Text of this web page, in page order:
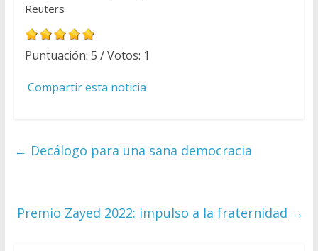
Reuters
Puntuación: 5 / Votos: 1
Compartir esta noticia
← Decálogo para una sana democracia
Premio Zayed 2022: impulso a la fraternidad →